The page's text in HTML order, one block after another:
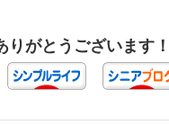
りがとうございます！